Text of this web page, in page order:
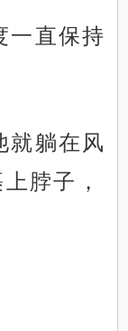
一直保持
就躺在风
脖子，